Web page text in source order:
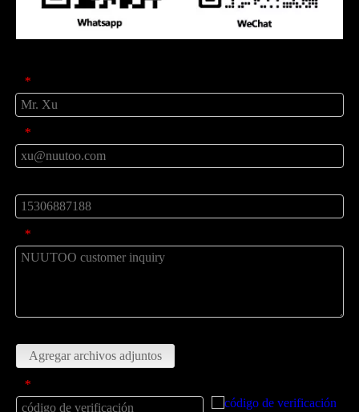
*
*
*
Agregar archivos adjuntos
*